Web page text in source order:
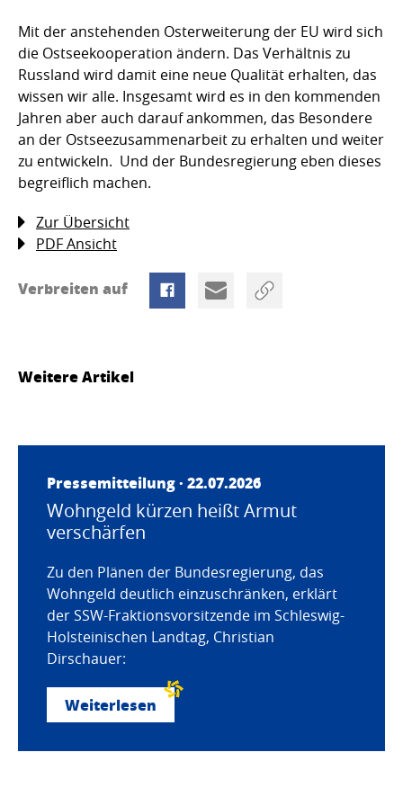
Mit der anstehenden Osterweiterung der EU wird sich
die Ostseekooperation ändern. Das Verhältnis zu
Russland wird damit eine neue Qualität erhalten, das
wissen wir alle. Insgesamt wird es in den kommenden
Jahren aber auch darauf ankommen, das Besondere
an der Ostseezusammenarbeit zu erhalten und weiter
zu entwickeln.  Und der Bundesregierung eben dieses
begreiflich machen.
Zur Übersicht
PDF Ansicht
Verbreiten auf
Weitere Artikel
Pressemitteilung · 22.07.2026
Wohngeld kürzen heißt Armut
verschärfen
Zu den Plänen der Bundesregierung, das
Wohngeld deutlich einzuschränken, erklärt
der SSW-Fraktionsvorsitzende im Schleswig-
Holsteinischen Landtag, Christian
Dirschauer:
Weiterlesen